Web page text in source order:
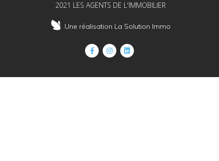
2021 LES AGENTS DE L'IMMOBILIER
Une réalisation La Solution Immo